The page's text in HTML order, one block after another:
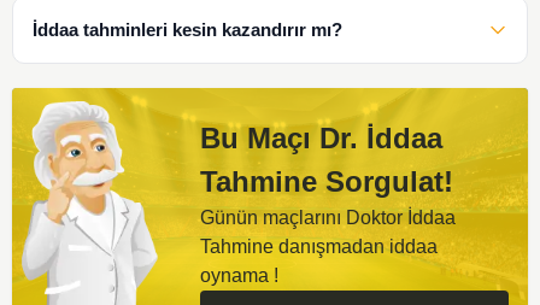
İddaa tahminleri kesin kazandırır mı?
Bu Maçı Dr. İddaa
Tahmine Sorgulat!
Günün maçlarını Doktor İddaa
Tahmine danışmadan iddaa
oynama !